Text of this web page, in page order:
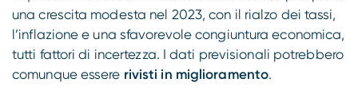
una crescita modesta nel 2023, con il rialzo dei tassi,
l’inflazione e una sfavorevole congiuntura economica,
tutti fattori di incertezza. I dati previsionali potrebbero
comunque essere rivisti in miglioramento.